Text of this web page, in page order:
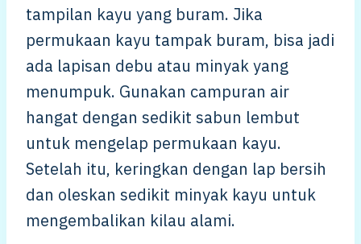
tampilan kayu yang buram. Jika
permukaan kayu tampak buram, bisa jadi
ada lapisan debu atau minyak yang
menumpuk. Gunakan campuran air
hangat dengan sedikit sabun lembut
untuk mengelap permukaan kayu.
Setelah itu, keringkan dengan lap bersih
dan oleskan sedikit minyak kayu untuk
mengembalikan kilau alami.